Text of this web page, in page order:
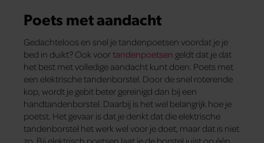
Poets met aandacht
Gedachteloos en snel je tandenpoetsen voordat je je
bed in duikt? Ook voortandenpoetsen geldt dat je dat
het best met volledige aandacht kunt doen. Poets met
een elektrische tandenborstel. Door de snel roterende
kop, wordt je gebit beter gereinigd dan bij een
handtandenborstel. Daarbij is het wel belangrijk hoe je
poetst. Het gevaar is dat je denkt dat die elektrische
tandenborstel het werk wel voor je doet, maar dat is niet
zo. Bij elektrisch poetsen laat je de borstel juist op één